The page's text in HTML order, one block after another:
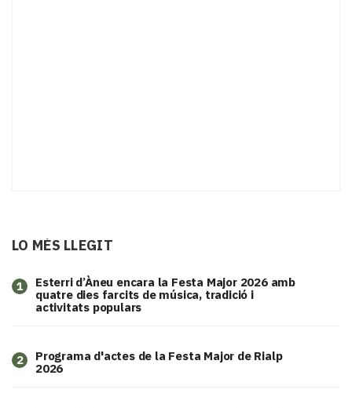
LO MÉS LLEGIT
1
Esterri d’Àneu encara la Festa Major 2026 amb
quatre dies farcits de música, tradició i
activitats populars
2
Programa d'actes de la Festa Major de Rialp
2026